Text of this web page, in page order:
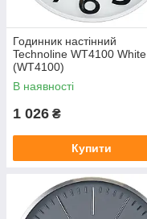
Годинник настінний
Technoline WT4100 White
(WT4100)
В наявності
1 026 ₴
Купити